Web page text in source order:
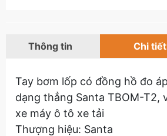
Thông tin Chi tiết
Tay bơm lốp có đồng hồ đo
dạng thẳng Santa TBOM-T2,
xe máy ô tô xe tải
Thượng hiệu: Santa